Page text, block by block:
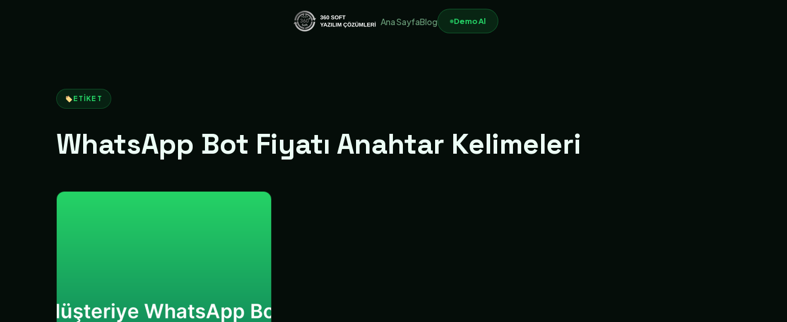
Ana SayfaBlog Demo Al
ETIKET
WhatsApp Bot Fiyatı Anahtar Kelimeleri